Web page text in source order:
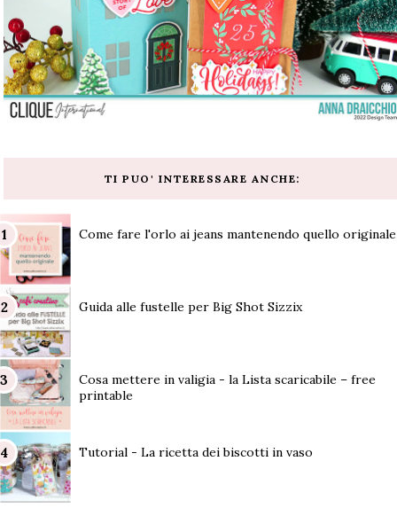
TI PUO' INTERESSARE ANCHE:
Come fare l'orlo ai jeans mantenendo quello originale
Guida alle fustelle per Big Shot Sizzix
Cosa mettere in valigia - la Lista scaricabile – free
printable
Tutorial - La ricetta dei biscotti in vaso